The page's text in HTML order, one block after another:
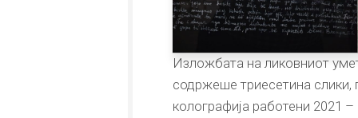
Изложбата на ликовниот
содржеше триесетина слики,
колографија работени 2021